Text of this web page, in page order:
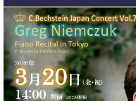
C.
ベ
ヒ
シ
ュ
タ
ノ
を
作
る
こ
と
ベ
ヒ
シ
ュ
タ
ブ
ラ
ン
ド
ヒ
店
舗
か
ら
の
お
び
た
い！
録
音
し
ュ
タ
イ
ン・
サ
ロ